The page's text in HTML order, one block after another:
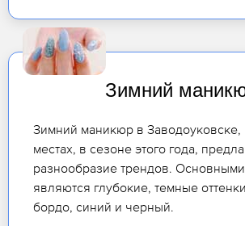
Зимний
Зимний маникюр в Заводоуковске,
местах, в сезоне этого года,
разнообразие трендов.
являются глубокие, темные
бордо, синий и черный.